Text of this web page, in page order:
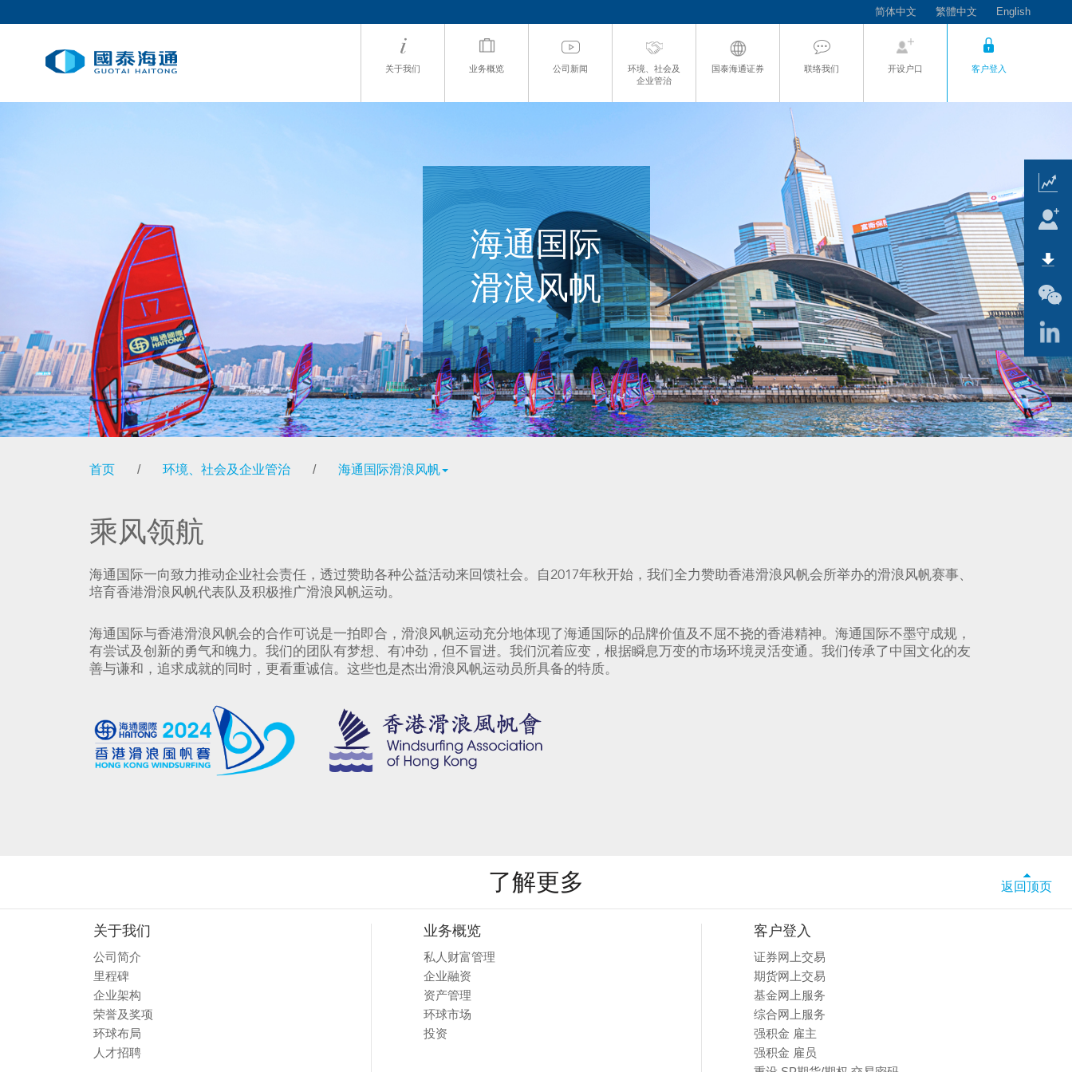
简体中文 繁體中文 English
关于我们 业务概览 公司新闻
环境、社会及
企业管治
国泰海通证券 联络我们 开设户口 客户登入
海通国际
滑浪风帆
首页 / 环境、社会及企业管治 / 海通国际滑浪风帆
乘风领航
海通国际一向致力推动企业社会责任，透过赞助各种公益活动来回馈社会。自2017年秋开始，我们全力赞助香港滑浪风帆会所举办的滑浪风帆赛事、
培育香港滑浪风帆代表队及积极推广滑浪风帆运动。
海通国际与香港滑浪风帆会的合作可说是一拍即合，滑浪风帆运动充分地体现了海通国际的品牌价值及不屈不挠的香港精神。海通国际不墨守成规，
有尝试及创新的勇气和魄力。我们的团队有梦想、有冲劲，但不冒进。我们沉着应变，根据瞬息万变的市场环境灵活变通。我们传承了中国文化的友
善与谦和，追求成就的同时，更看重诚信。这些也是杰出滑浪风帆运动员所具备的特质。
了解更多 返回顶页
关于我们
公司简介
里程碑
企业架构
荣誉及奖项
环球布局
人才招聘
业务概览
私人财富管理
企业融资
资产管理
环球市场
投资
客户登入
证券网上交易
期货网上交易
基金网上服务
综合网上服务
强积金 雇主
强积金 雇员